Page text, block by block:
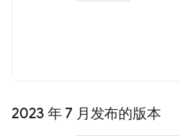
2023 年 7 月发布的版本